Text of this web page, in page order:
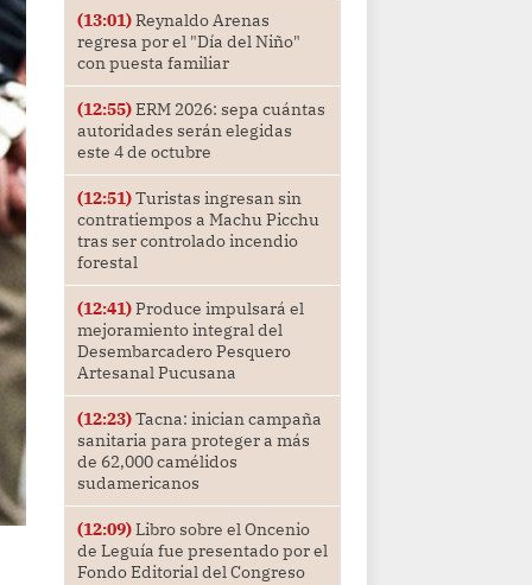
(13:01)Reynaldo Arenas
regresa por el "Día del Niño"
con puesta familiar
(12:55)ERM 2026: sepa cuántas
autoridades serán elegidas
este 4 de octubre
(12:51)Turistas ingresan sin
contratiempos a Machu Picchu
tras ser controlado incendio
forestal
(12:41)Produce impulsará el
mejoramiento integral del
Desembarcadero Pesquero
Artesanal Pucusana
(12:23)Tacna: inician campaña
sanitaria para proteger a más
de 62,000 camélidos
sudamericanos
(12:09)Libro sobre el Oncenio
de Leguía fue presentado por el
Fondo Editorial del Congreso